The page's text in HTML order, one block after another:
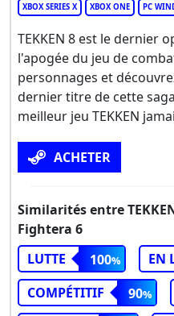
XBOX SERIES X XBOX ONE PC
TEKKEN 8 est le dernier
l'apogée du jeu de
personnages et
dernier titre de cette
meilleur jeu TEKKEN
ACHETER
Similarités entre
Fightera 6
LUTTE
100 EN
COMPÉTITIF
90